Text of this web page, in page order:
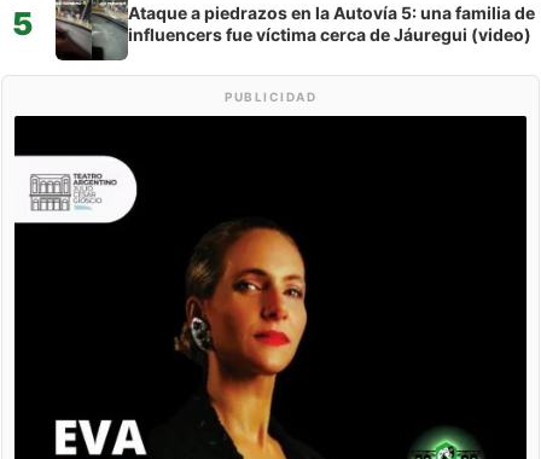
5
Ataque a piedrazos en la Autovía 5: una familia de
influencers fue víctima cerca de Jáuregui (video)
PUBLICIDAD